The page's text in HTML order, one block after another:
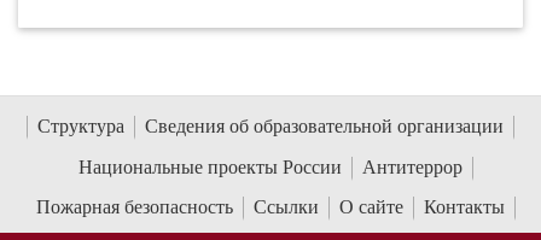
Структура
Сведения об образовательной организации
Национальные проекты России
Антитеррор
Пожарная безопасность
Ссылки О сайте Контакты